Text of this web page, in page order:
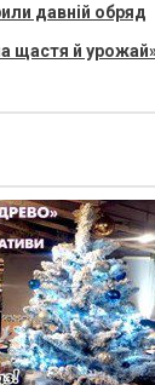
давній обряд
щастя й